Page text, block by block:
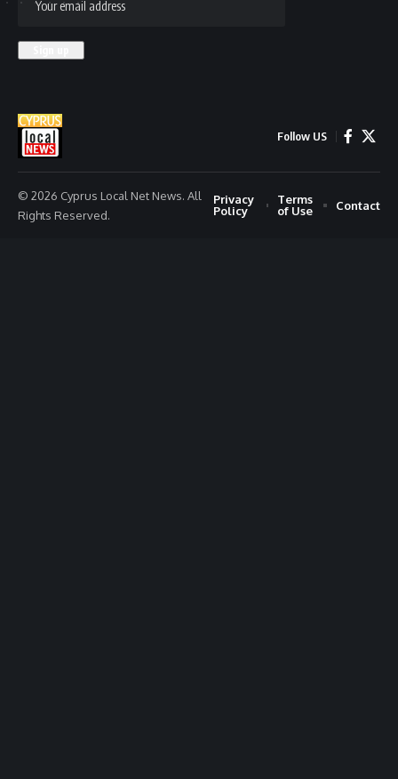
Follow US
© 2026 Cyprus Local Net News. All
Rights Reserved.
Privacy
Policy
Terms
of Use
Contact